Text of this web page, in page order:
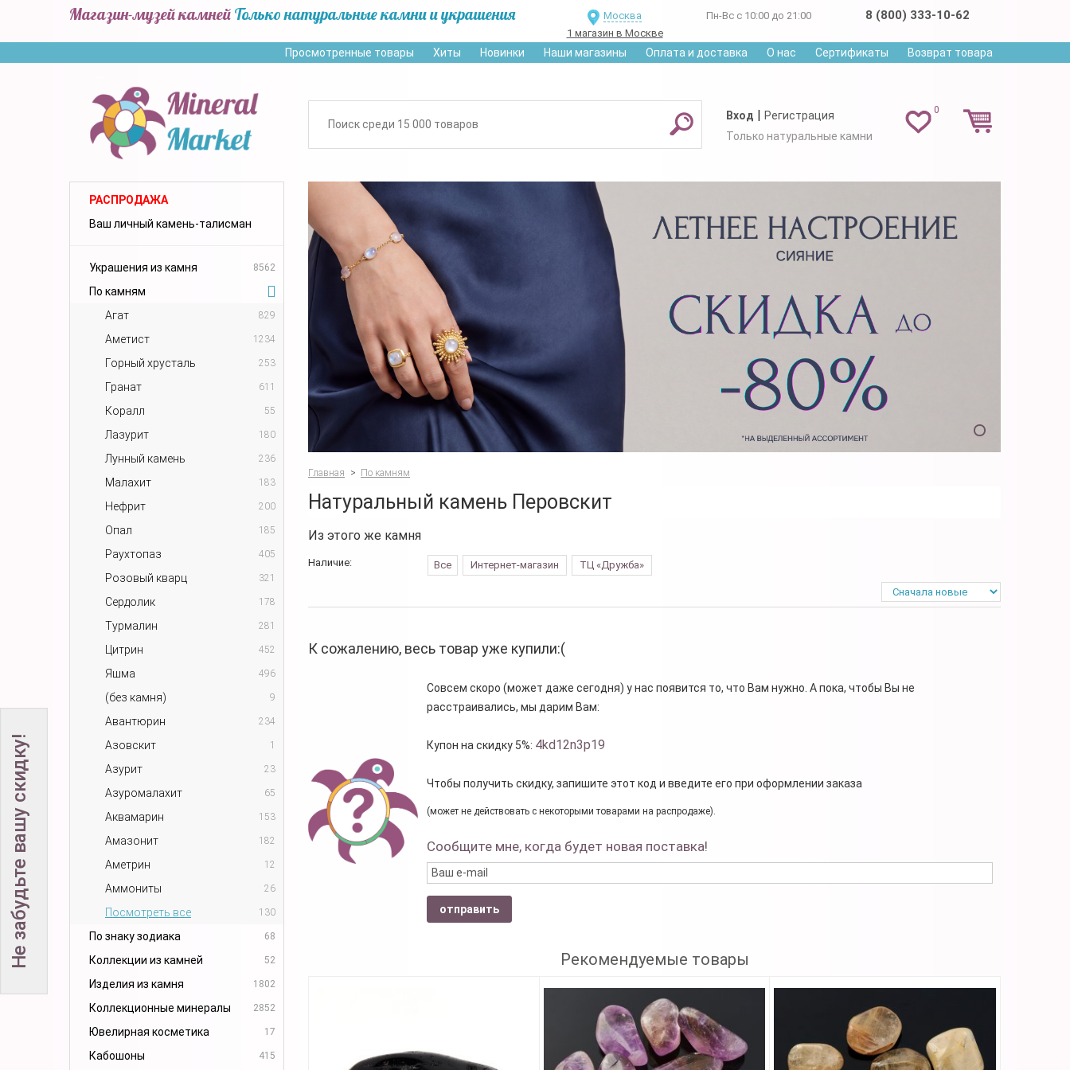
Магазин-музей камней Только натуральные камни и украшения
Москва
1 магазин в Москве
Пн-Вс с 10:00 до 21:00 8 (800) 333-10-62
Просмотренные товары Хиты Новинки Наши магазины Оплата и доставка О нас Сертификаты Возврат товара
0
Вход | Регистрация
Только натуральные камни
РАСПРОДАЖА
Ваш личный камень-талисман
Украшения из камня 8562
По камням
Агат
829
Аметист 1234
Горный хрусталь 253
Гранат 611
Коралл 55
Лазурит 180
Лунный камень 236
Малахит 183
Нефрит 200
Опал 185
Раухтопаз 405
Розовый кварц 321
Сердолик 178
Турмалин 281
Цитрин 452
Яшма 496
(без камня) 9
Авантюрин 234
Азовскит 1
Азурит 23
Азуромалахит 65
Аквамарин 153
Амазонит 182
Аметрин 12
Аммониты 26
Посмотреть все 130
По знаку зодиака 68
Коллекции из камней 52
Изделия из камня 1802
Коллекционные минералы 2852
Ювелирная косметика 17
Кабошоны 415
Главная > По камням
Натуральный камень Перовскит
Из этого же камня
Наличие: Все Интернет-магазин ТЦ «Дружба»
К сожалению, весь товар уже купили:(
Совсем скоро (может даже сегодня) у нас появится то, что Вам нужно. А пока, чтобы Вы не
расстраивались, мы дарим Вам:
Купон на скидку 5%: 4kd12n3p19
Чтобы получить скидку, запишите этот код и введите его при оформлении заказа
(может не действовать с некоторыми товарами на распродаже).
Сообщите мне, когда будет новая поставка!
отправить
Рекомендуемые товары
Не забудьте вашу скидку!